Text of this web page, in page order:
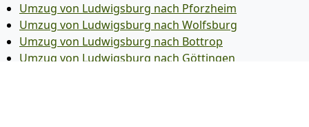
Umzug von Ludwigsburg nach Pforzheim
Umzug von Ludwigsburg nach Wolfsburg
Umzug von Ludwigsburg nach Bottrop
Umzug von Ludwigsburg nach Göttingen